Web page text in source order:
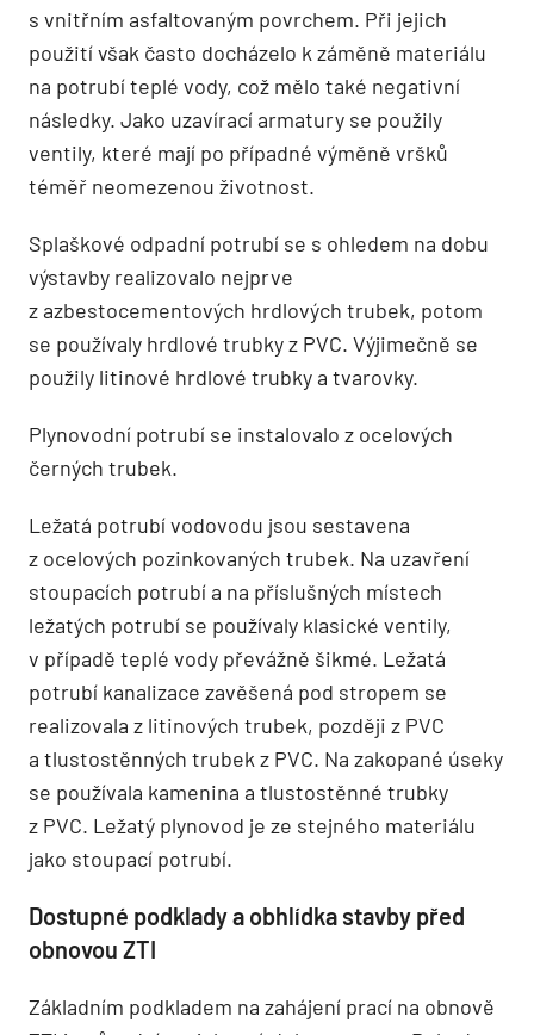
s vnitřním asfaltovaným povrchem. Při jejich
použití však často docházelo k záměně materiálu
na potrubí teplé vody, což mělo také negativní
následky. Jako uzavírací armatury se použily
ventily, které mají po případné výměně vršků
téměř neomezenou životnost.
Splaškové odpadní potrubí se s ohledem na dobu
výstavby realizovalo nejprve
z azbestocementových hrdlových trubek, potom
se používaly hrdlové trubky z PVC. Výjimečně se
použily litinové hrdlové trubky a tvarovky.
Plynovodní potrubí se instalovalo z ocelových
černých trubek.
Ležatá potrubí vodovodu jsou sestavena
z ocelových pozinkovaných trubek. Na uzavření
stoupacích potrubí a na příslušných místech
ležatých potrubí se používaly klasické ventily,
v případě teplé vody převážně šikmé. Ležatá
potrubí kanalizace zavěšená pod stropem se
realizovala z litinových trubek, později z PVC
a tlustostěnných trubek z PVC. Na zakopané úseky
se používala kamenina a tlustostěnné trubky
z PVC. Ležatý plynovod je ze stejného materiálu
jako stoupací potrubí.
Dostupné podklady a obhlídka stavby před
obnovou ZTI
Základním podkladem na zahájení prací na obnově